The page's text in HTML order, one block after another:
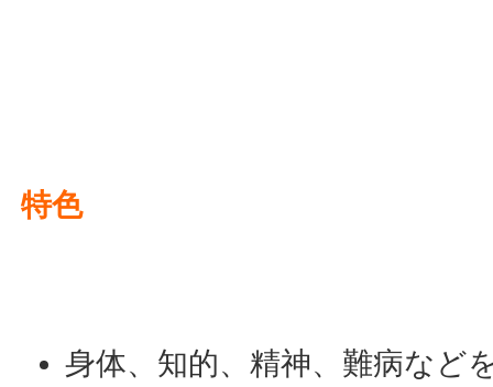
特色
身体、知的、精神、難病など